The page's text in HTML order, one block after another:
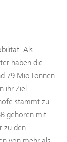
Als
haben die
79 Mio.Tonnen
ihr Ziel
stammt zu
gehören mit
zu den